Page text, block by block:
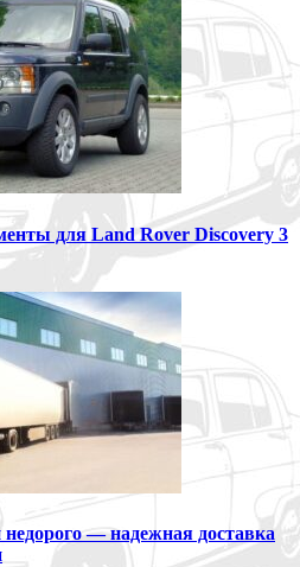
для Land Rover Discovery 3
недорого — надежная доставка